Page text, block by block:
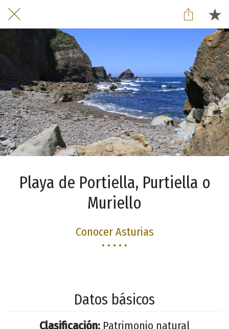
Playa de Portiella, Purtiella o
Muriello
Conocer Asturias
• • • • •
Datos básicos
Clasificación: Patrimonio natural